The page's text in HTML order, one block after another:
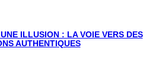
ILLUSION : LA VOIE VERS DES
AUTHENTIQUES